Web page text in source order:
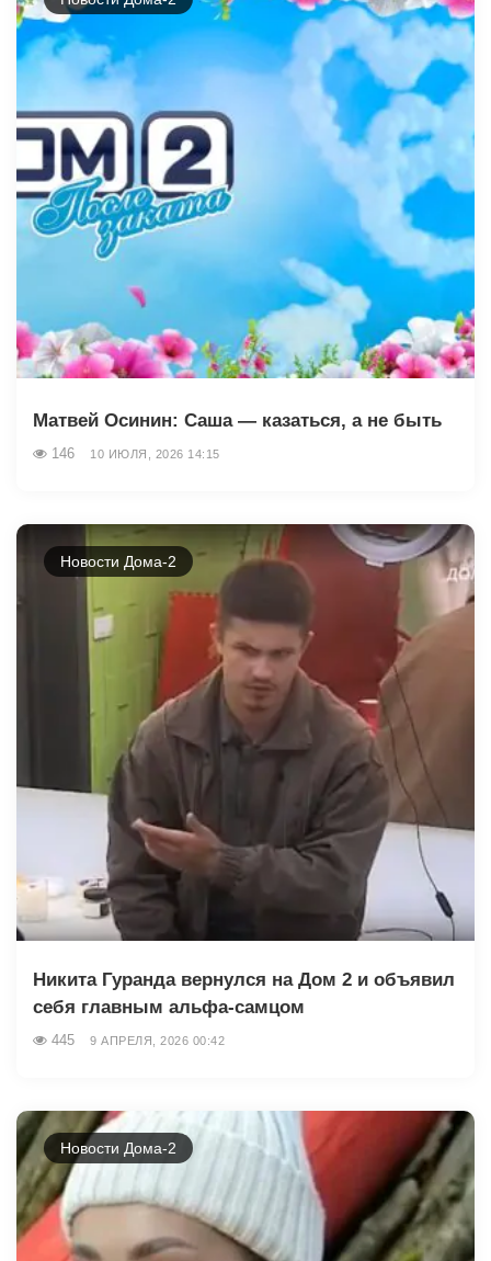
Матвей Осинин: Саша — казаться, а не быть
146 10 ИЮЛЯ, 2026 14:15
Новости Дома-2
Никита Гуранда вернулся на Дом 2 и объявил
себя главным альфа-самцом
445 9 АПРЕЛЯ, 2026 00:42
Новости Дома-2